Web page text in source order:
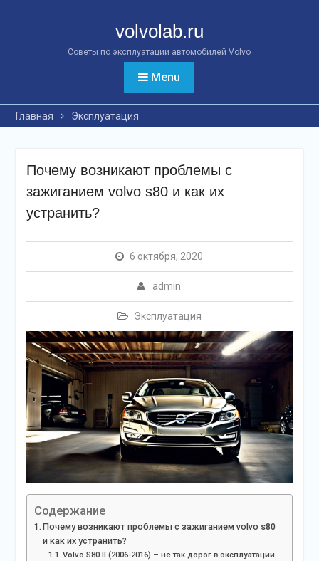
volvolab.ru
Советы по эксплуатации автомобилей Volvo
Menu
Главная Эксплуатация
Почему возникают проблемы с
зажиганием volvo s80 и как их
устранить?
6 октября, 2020
admin
Эксплуатация
Содержание
Почему возникают проблемы с зажиганием volvo s80
и как их устранить?
Volvo S80 II (2006-2016) – не так дорог в эксплуатации